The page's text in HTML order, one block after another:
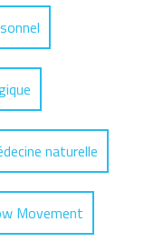
naturelle
Movement